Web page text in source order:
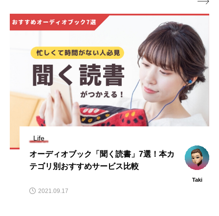
Life
オーディオブック「聞く読書」7選！本カ
テゴリ別おすすめサービス比較
Taki
2021.09.17
